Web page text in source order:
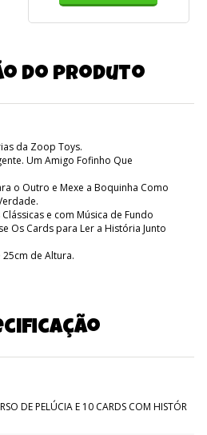
do produto
da Zoop Toys.
Um Amigo Fofinho Que
o Outro e Mexe a Boquinha Como
e com Música de Fundo
Os Cards para Ler a História Junto
de Altura.
DE PELÚCIA E 10 CARDS COM HISTÓR